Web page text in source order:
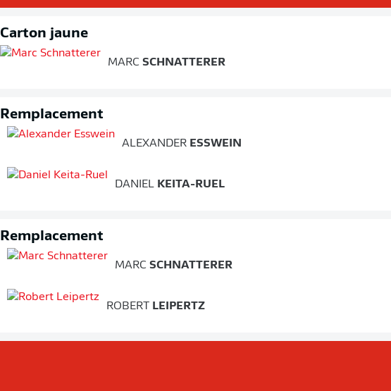
Carton jaune
MARC SCHNATTERER
Remplacement
ALEXANDER ESSWEIN
DANIEL KEITA-RUEL
Remplacement
MARC SCHNATTERER
ROBERT LEIPERTZ